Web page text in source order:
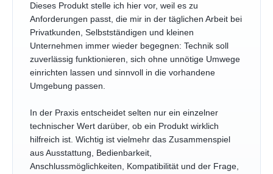
Dieses Produkt stelle ich hier vor, weil es zu
Anforderungen passt, die mir in der täglichen Arbeit bei
Privatkunden, Selbstständigen und kleinen
Unternehmen immer wieder begegnen: Technik soll
zuverlässig funktionieren, sich ohne unnötige Umwege
einrichten lassen und sinnvoll in die vorhandene
Umgebung passen.
In der Praxis entscheidet selten nur ein einzelner
technischer Wert darüber, ob ein Produkt wirklich
hilfreich ist. Wichtig ist vielmehr das Zusammenspiel
aus Ausstattung, Bedienbarkeit,
Anschlussmöglichkeiten, Kompatibilität und der Frage,